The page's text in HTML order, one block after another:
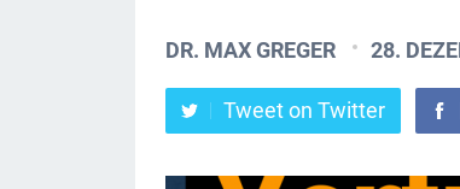
DR. MAX GREGER 28.
Tweet on Twitter